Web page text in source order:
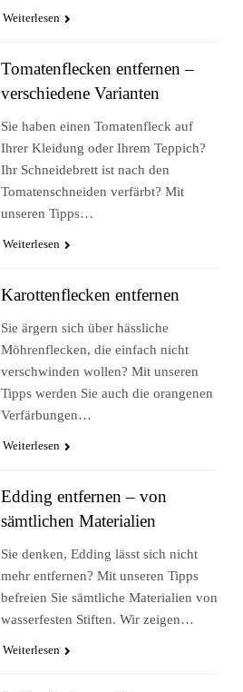
Weiterlesen
Tomatenflecken entfernen –
verschiedene Varianten
Sie haben einen Tomatenfleck auf
Ihrer Kleidung oder Ihrem Teppich?
Ihr Schneidebrett ist nach den
Tomatenschneiden verfärbt? Mit
unseren Tipps…
Weiterlesen
Karottenflecken entfernen
Sie ärgern sich über hässliche
Möhrenflecken, die einfach nicht
verschwinden wollen? Mit unseren
Tipps werden Sie auch die orangenen
Verfärbungen…
Weiterlesen
Edding entfernen – von
sämtlichen Materialien
Sie denken, Edding lässt sich nicht
mehr entfernen? Mit unseren Tipps
befreien Sie sämtliche Materialien von
wasserfesten Stiften. Wir zeigen…
Weiterlesen